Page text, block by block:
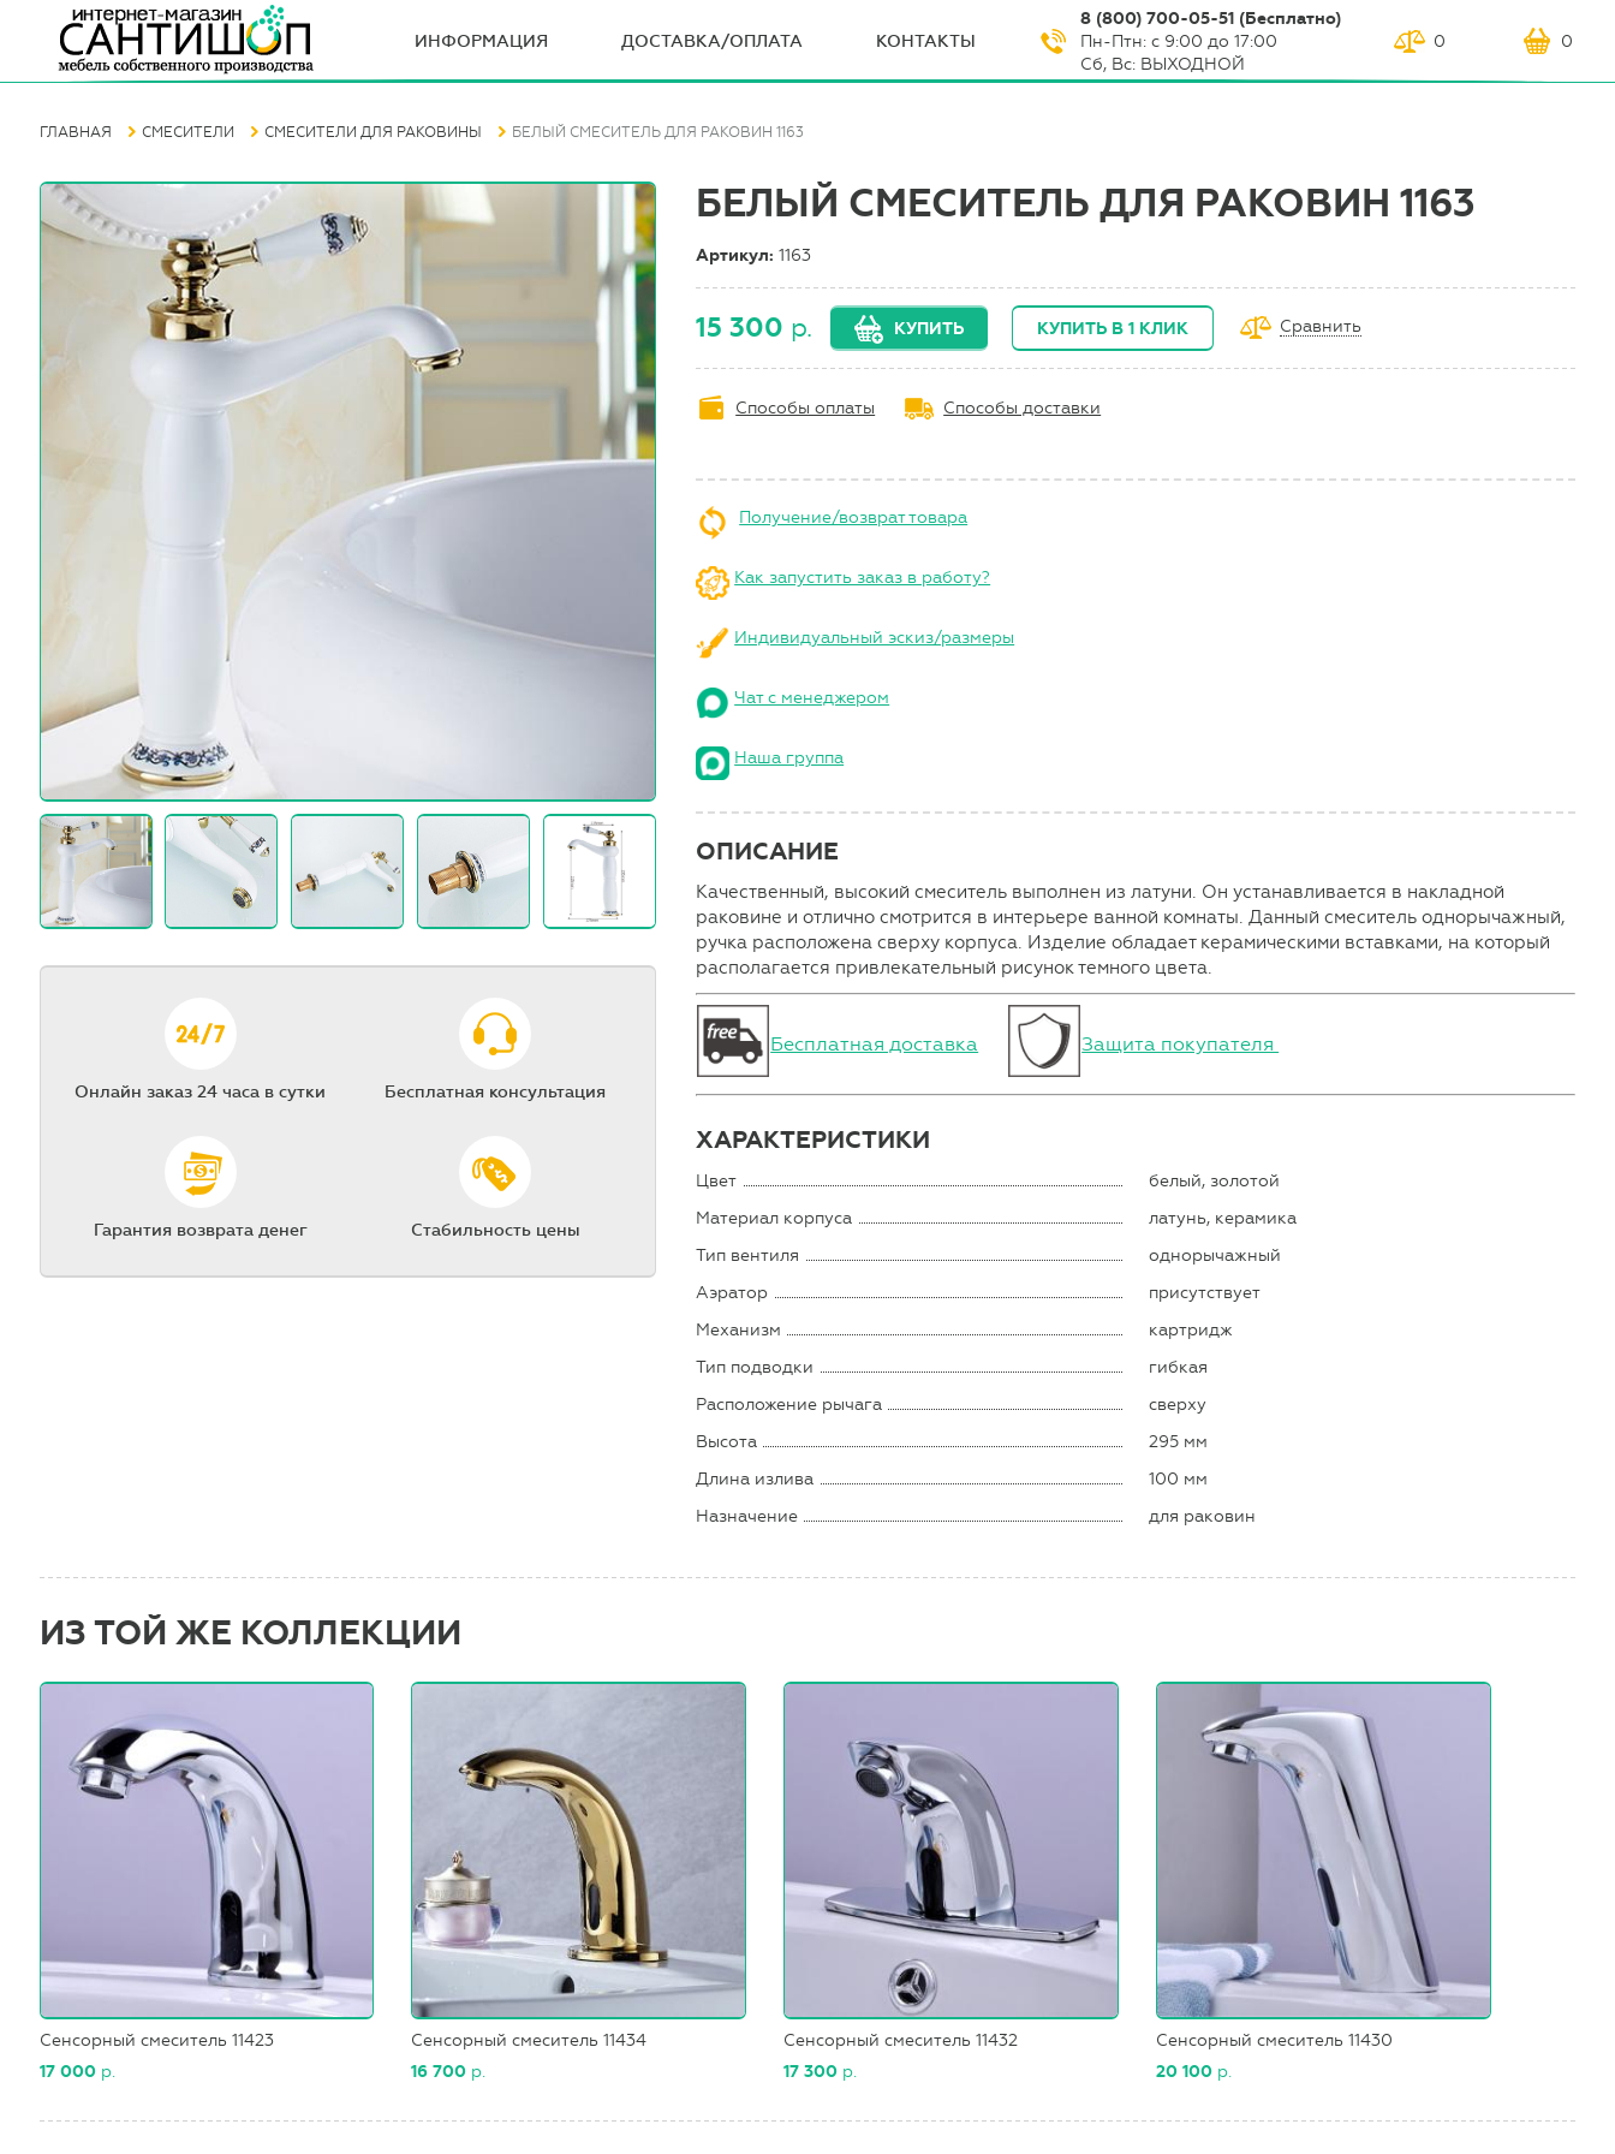
ИНФОРМАЦИЯ ДОСТАВКА/ОПЛАТА КОНТАКТЫ
8 (800) 700-05-51 (Бесплатно)
Пн-Птн: с 9:00 до 17:00
Сб, Вс: ВЫХОДНОЙ
0 0
ГЛАВНАЯ СМЕСИТЕЛИ СМЕСИТЕЛИ ДЛЯ РАКОВИНЫ БЕЛЫЙ СМЕСИТЕЛЬ ДЛЯ РАКОВИН 1163
Онлайн заказ 24 часа в сутки Бесплатная консультация
Гарантия возврата денег Стабильность цены
БЕЛЫЙ СМЕСИТЕЛЬ ДЛЯ РАКОВИН 1163
Артикул:1163
15 300 р. КУПИТЬ КУПИТЬ В 1 КЛИК Сравнить
Способы оплаты Способы доставки
Получение/возврат товара
Как запустить заказ в работу?
Индивидуальный эскиз/размеры
Чат с менеджером
Наша группа
ОПИСАНИЕ
Качественный, высокий смеситель выполнен из латуни. Он устанавливается в накладной
раковине и отлично смотрится в интерьере ванной комнаты. Данный смеситель однорычажный,
ручка расположена сверху корпуса. Изделие обладает керамическими вставками, на который
располагается привлекательный рисунок темного цвета.
Бесплатная доставка Защита покупателя
ХАРАКТЕРИСТИКИ
Цвет
белый, золотой
Материал корпуса
латунь, керамика
Тип вентиля
однорычажный
Аэратор
присутствует
Механизм
картридж
Тип подводки
гибкая
Расположение рычага
сверху
Высота
295 мм
Длина излива
100 мм
Назначение
для раковин
ИЗ ТОЙ ЖЕ КОЛЛЕКЦИИ
Сенсорный смеситель 11423
17 000 р.
Сенсорный смеситель 11434
16 700 р.
Сенсорный смеситель 11432
17 300 р.
Сенсорный смеситель 11430
20 100 р.